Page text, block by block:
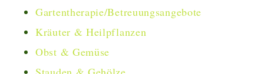
Gartentherapie/Betreuungsangebote
Kräuter & Heilpflanzen
Obst & Gemüse